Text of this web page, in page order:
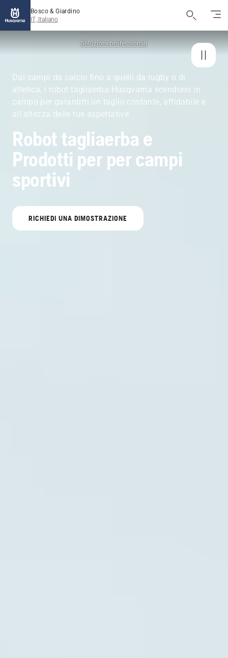
Bosco & Giardino
IT, Italiano
Soluzioni professionali
Dai campi da calcio fino a quelli da rugby o di
atletica, i robot tagliaerba Husqvarna scendono in
campo per garantirti un taglio costante, affidabile e
all'altezza delle tue aspettative.
Robot tagliaerba e
Prodotti per per campi
sportivi
RICHIEDI UNA DIMOSTRAZIONE